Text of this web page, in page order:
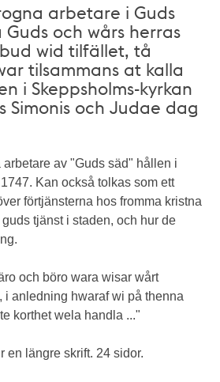
arbetare i Guds
och wårs herras
wid tilfället, tå
tilsammans at kalla
i Skeppsholms-kyrkan
Simonis och Judae dag
arbetare av "Guds säd" hållen i
Kan också tolkas som ett
förtjänsterna hos fromma kristna
tjänst i staden, och hur de
och böro wara wisar wårt
i anledning hwaraf wi på thenna
korthet wela handla ..."
en längre skrift. 24 sidor.